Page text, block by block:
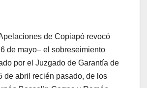
de Copiapó revocó
de mayo– el sobreseimiento
por el Juzgado de Garantía de
de abril recién pasado, de los